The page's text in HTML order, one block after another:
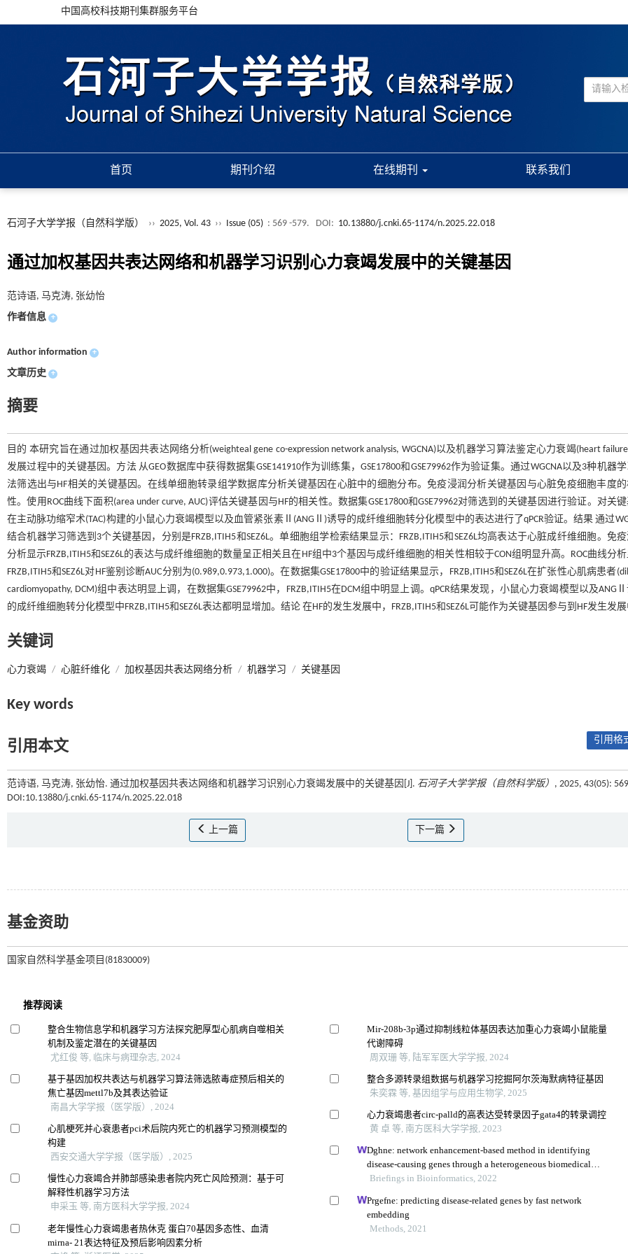
中国高校科技期刊集群服务平台
首页 期刊介绍 在线期刊 联系我们
石河子大学学报（自然科学版） ›› 2025, Vol. 43 ›› Issue (05) : 569 -579. DOI: 10.13880/j.cnki.65-1174/n.2025.22.018
通过加权基因共表达网络和机器学习识别心力衰竭发展中的关键基因
范诗语, 马克涛, 张幼怡
作者信息 +
Author information +
文章历史 +
摘要
目的 本研究旨在通过加权基因共表达网络分析(weighteal gene co-expression network analysis, WGCNA)以及机器学习算法鉴定心力衰竭(heart
发展过程中的关键基因。方法 从GEO数据库中获得数据集GSE141910作为训练集，GSE17800和GSE79962作为验证集。通过WGCNA以及3种机器
法筛选出与HF相关的关键基因。在线单细胞转录组学数据库分析关键基因在心脏中的细胞分布。免疫浸润分析关键基因与心脏免疫细胞丰度
性。使用ROC曲线下面积(area under curve, AUC)评估关键基因与HF的相关性。数据集GSE17800和GSE79962对筛选到的关键基因进行验证。对关
在主动脉功缩窄术(TAC)构建的小鼠心力衰竭模型以及血管紧张素Ⅱ(ANGⅡ)诱导的成纤维细胞转分化模型中的表达进行了qPCR验证。结果 通过
结合机器学习筛选到3个关键基因，分别是FRZB,ITIH5和SEZ6L。单细胞组学检索结果显示：FRZB,ITIH5和SEZ6L均高表达于心脏成纤维细胞。免
分析显示FRZB,ITIH5和SEZ6L的表达与成纤维细胞的数量呈正相关且在HF组中3个基因与成纤维细胞的相关性相较于CON组明显升高。ROC曲线分
FRZB,ITIH5和SEZ6L对HF鉴别诊断AUC分别为(0.989,0.973,1.000)。在数据集GSE17800中的验证结果显示，FRZB,ITIH5和SEZ6L在扩张性心肌病患者
cardiomyopathy, DCM)组中表达明显上调，在数据集GSE79962中，FRZB,ITIH5在DCM组中明显上调。qPCR结果发现，小鼠心力衰竭模型以及
的成纤维细胞转分化模型中FRZB,ITIH5和SEZ6L表达都明显增加。结论 在HF的发生发展中，FRZB,ITIH5和SEZ6L可能作为关键基因参与到HF发生发展
关键词
心力衰竭 / 心脏纤维化 / 加权基因共表达网络分析 / 机器学习 / 关键基因
Key words
引用本文 引用格
范诗语, 马克涛, 张幼怡. 通过加权基因共表达网络和机器学习识别心力衰竭发展中的关键基因[J]. 石河子大学学报（自然科学版） , 2025, 43(05):
DOI:10.13880/j.cnki.65-1174/n.2025.22.018
上一篇 下一篇
基金资助
国家自然科学基金项目(81830009)